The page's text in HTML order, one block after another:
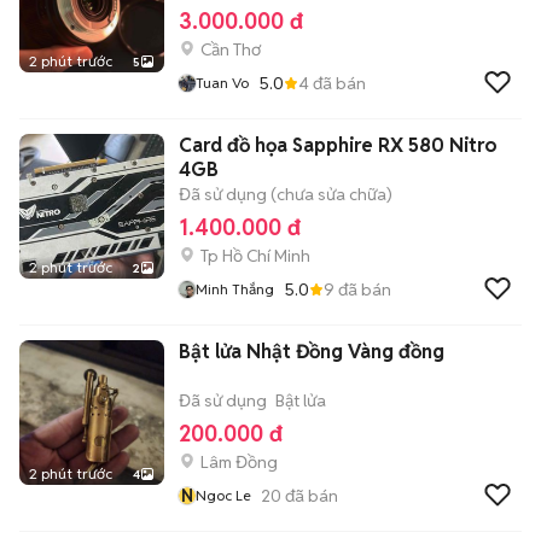
2 phút trước 5
3.000.000 đ
Cần Thơ
Tuan Vo 5.0 4đã bán
2 phút trước 2
Card đồ họa Sapphire RX 580 Nitro
4GB
Đã sử dụng (chưa sửa chữa)
1.400.000 đ
Tp Hồ Chí Minh
Minh Thắng 5.0 9 đã bán
2 phút trước 4
Bật lửa Nhật Đồng Vàng đồng
Đã sử dụng Bật lửa
200.000 đ
Lâm Đồng
NNgoc Le 20 đã bán